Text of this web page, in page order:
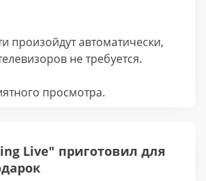
произойдут автоматически,
не требуется.
просмотра.
Live" приготовил для